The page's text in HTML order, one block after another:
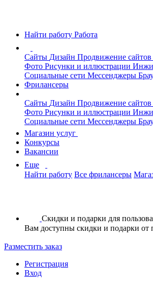
Найти работу Работа
Сайты Дизайн Продвижение
Фото Рисунки и иллюстрации
Социальные сети Мессенджеры
Фрилансеры
Сайты Дизайн Продвижение
Фото Рисунки и иллюстрации
Социальные сети Мессенджеры
Магазин услуг
Конкурсы
Вакансии
Еще
Найти работу Все фрилансеры
Скидки и подарки для
Вам доступны скидки и подарки от
Разместить заказ
Регистрация
Вход